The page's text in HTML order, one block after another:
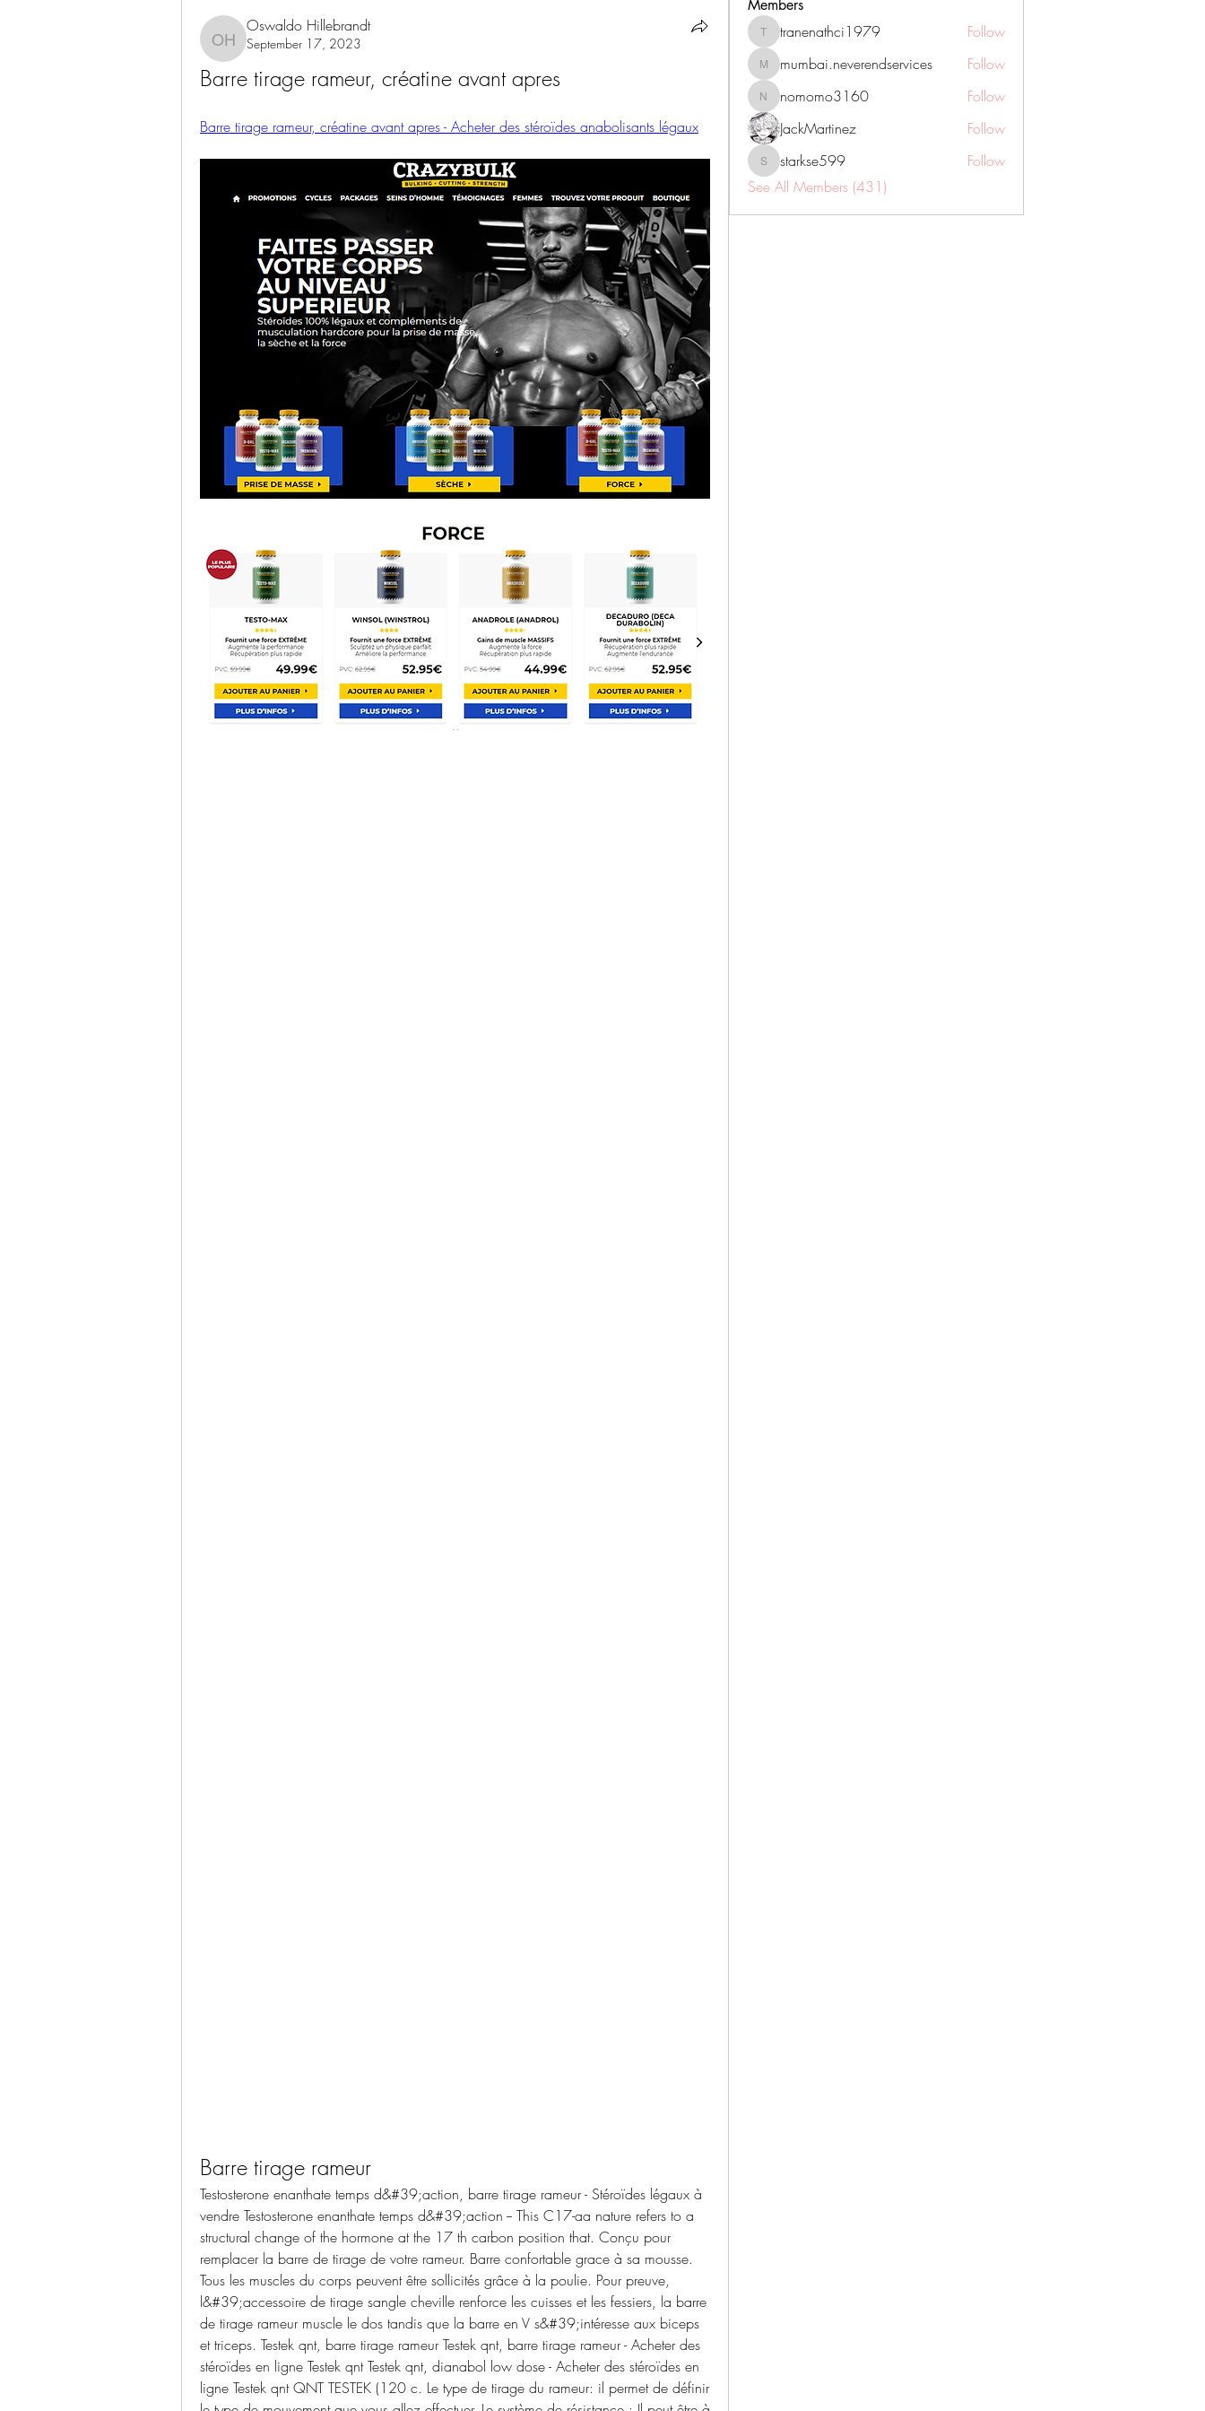
Oswaldo Hillebrandt
Oswaldo Hillebrandt
September 17, 2023
Barre tirage rameur, créatine avant apres
Barre tirage rameur, créatine avant apres - Acheter des stéroïdes anabolisants légaux
Barre tirage rameur
Testosterone enanthate temps d&#39;action, barre tirage rameur - Stéroïdes légaux à
vendre Testosterone enanthate temps d&#39;action -- This C17-aa nature refers to a
structural change of the hormone at the 17 th carbon position that. Conçu pour
remplacer la barre de tirage de votre rameur. Barre confortable grace à sa mousse.
Tous les muscles du corps peuvent être sollicités grâce à la poulie. Pour preuve,
l&#39;accessoire de tirage sangle cheville renforce les cuisses et les fessiers, la barre
de tirage rameur muscle le dos tandis que la barre en V s&#39;intéresse aux biceps
et triceps. Testek qnt, barre tirage rameur Testek qnt, barre tirage rameur - Acheter des
stéroïdes en ligne Testek qnt Testek qnt, dianabol low dose - Acheter des stéroïdes en
ligne Testek qnt QNT TESTEK (120 c. Le type de tirage du rameur: il permet de définir
Members
tranenathci1979
tranenathci1979 Follow
mumbai.neverendservices
mumbai.neverendservices Follow
nomomo3160
nomomo3160
Follow
JackMartinez
Follow
starkse599
starkse599
Follow
See All Members (431)